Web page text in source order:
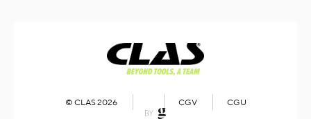
© CLAS 2026 CGV CGU